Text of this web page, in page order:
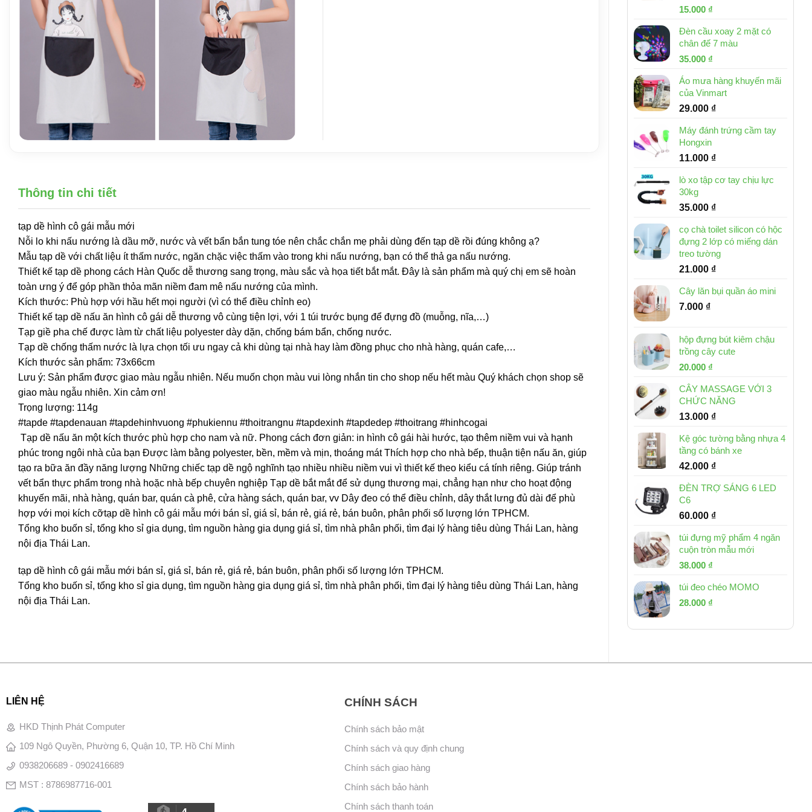
Giá
là:
32.000 ₫.
15.000 ₫
tại
là:
Đèn cầu xoay 2 mặt có
chân đế 7 màu
Giá
là:
46.000 ₫.
35.000 ₫
tại
là:
35.000 ₫.
Áo mưa hàng khuyến mãi
của Vinmart
29.000 ₫
Máy đánh trứng cầm tay
Hongxin
11.000 ₫
lò xo tập cơ tay chịu lực
30kg
35.000 ₫
cọ chà toilet silicon có hộc
đựng 2 lớp có miếng dán
treo tường
21.000 ₫
Cây lăn bụi quần áo mini
7.000 ₫
hộp đựng bút kiêm chậu
trồng cây cute
Giá
là:
30.000 ₫.
20.000 ₫
tại
là:
20.000 ₫.
CÂY MASSAGE VỚI 3
CHỨC NĂNG
13.000 ₫
Kệ góc tường bằng nhựa 4
tầng có bánh xe
42.000 ₫
ĐÈN TRỢ SÁNG 6 LED
C6
60.000 ₫
túi đựng mỹ phẩm 4 ngăn
cuộn tròn mẫu mới
Giá
là:
53.000 ₫.
38.000 ₫
tại
túi đeo chéo MOMO
Giá
là:
28.000 ₫
tại
Thông tin chi tiết
tạp dề hình cô gái mẫu mới
Nỗi lo khi nấu nướng là dầu mỡ, nước và vết bẩn bắn tung tóe nên chắc chắn mẹ phải dùng đến tạp dề rồi đúng không ạ?
Mẫu tạp dề với chất liệu ít thấm nước, ngăn chặc việc thấm vào trong khi nấu nướng, bạn có thể thả ga nấu nướng.
Thiết kế tạp dề phong cách Hàn Quốc dễ thương sang trọng, màu sắc và họa tiết bắt mắt. Đây là sản phẩm mà quý chị em sẽ hoàn
toàn ưng ý để góp phần thỏa mãn niềm đam mê nấu nướng của mình.
Kích thước: Phù hợp với hầu hết mọi người (vì có thể điều chỉnh eo)
Thiết kế tạp dề nấu ăn hình cô gái dễ thương vô cùng tiện lợi, với 1 túi trước bụng để đựng đồ (muỗng, nĩa,…)
Tạp giề pha chế được làm từ chất liệu polyester dày dặn, chống bám bẩn, chống nước.
Tạp dề chống thấm nước là lựa chọn tối ưu ngay cả khi dùng tại nhà hay làm đồng phục cho nhà hàng, quán cafe,…
Kích thước sản phẩm: 73x66cm
Lưu ý: Sản phẩm được giao màu ngẫu nhiên. Nếu muốn chọn màu vui lòng nhắn tin cho shop nếu hết màu Quý khách chọn shop sẽ
giao màu ngẫu nhiên. Xin cảm ơn!
Trọng lượng: 114g
#tapde #tapdenauan #tapdehinhvuong #phukiennu #thoitrangnu #tapdexinh #tapdedep #thoitrang #hinhcogai
Tạp dề nấu ăn một kích thước phù hợp cho nam và nữ. Phong cách đơn giản: in hình cô gái hài hước, tạo thêm niềm vui và hạnh
phúc trong ngôi nhà của bạn Được làm bằng polyester, bền, mềm và mịn, thoáng mát Thích hợp cho nhà bếp, thuận tiện nấu ăn, giúp
tạo ra bữa ăn đầy năng lượng Những chiếc tạp dề ngộ nghĩnh tạo nhiều nhiều niềm vui vì thiết kế theo kiểu cá tính riêng. Giúp tránh
vết bẩn thực phẩm trong nhà hoặc nhà bếp chuyên nghiệp Tạp dề bắt mắt để sử dụng thương mại, chẳng hạn như cho hoạt động
khuyến mãi, nhà hàng, quán bar, quán cà phê, cửa hàng sách, quán bar, vv Dây đeo có thể điều chỉnh, dây thắt lưng đủ dài để phù
hợp với mọi kích cỡtạp dề hình cô gái mẫu mới bán sỉ, giá sỉ, bán rẻ, giá rẻ, bán buôn, phân phối số lượng lớn TPHCM.
Tổng kho buốn sỉ, tổng kho sỉ gia dụng, tìm nguồn hàng gia dụng giá sỉ, tìm nhà phân phối, tìm đại lý hàng tiêu dùng Thái Lan, hàng
nội địa Thái Lan.
tạp dề hình cô gái mẫu mới bán sỉ, giá sỉ, bán rẻ, giá rẻ, bán buôn, phân phối số lượng lớn TPHCM.
Tổng kho buốn sỉ, tổng kho sỉ gia dụng, tìm nguồn hàng gia dụng giá sỉ, tìm nhà phân phối, tìm đại lý hàng tiêu dùng Thái Lan, hàng
nội địa Thái Lan.
LIÊN HỆ
HKD Thịnh Phát Computer
109 Ngô Quyền, Phường 6, Quận 10, TP. Hồ Chí Minh
0938206689 - 0902416689
MST : 8786987716-001
CHÍNH SÁCH
Chính sách bảo mật
Chính sách và quy định chung
Chính sách giao hàng
Chính sách bảo hành
Chính sách thanh toán